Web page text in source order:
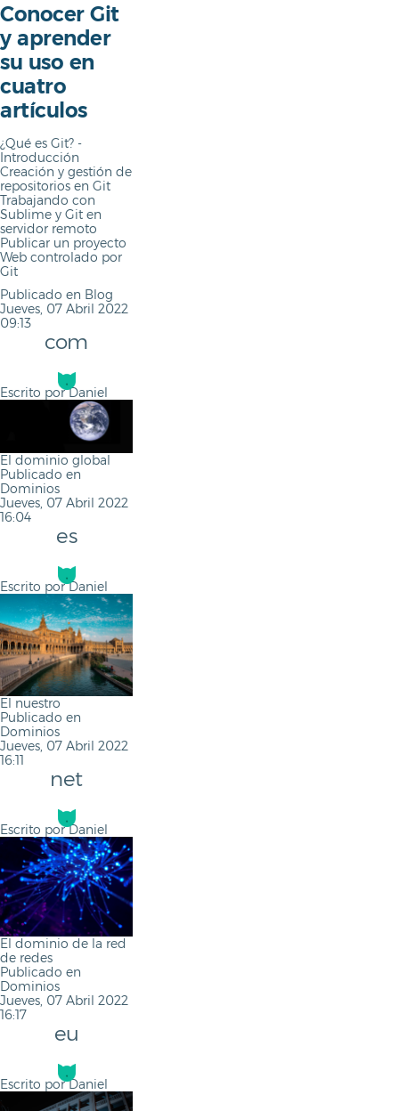
Conocer Git
y aprender
su uso en
cuatro
artículos
¿Qué es Git? -
Introducción
Creación y gestión de
repositorios en Git
Trabajando con
Sublime y Git en
servidor remoto
Publicar un proyecto
Web controlado por
Git
Publicado en Blog
Jueves, 07 Abril 2022
09:13
com
Escrito porDaniel
El dominio global
Publicado en
Dominios
Jueves, 07 Abril 2022
16:04
es
Escrito porDaniel
El nuestro
Publicado en
Dominios
Jueves, 07 Abril 2022
16:11
net
Escrito porDaniel
El dominio de la red
de redes
Publicado en
Dominios
Jueves, 07 Abril 2022
16:17
eu
Escrito porDaniel